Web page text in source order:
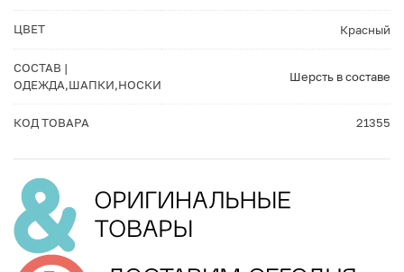
ЦВЕТ Красный
СОСТАВ |
ОДЕЖДА,ШАПКИ,НОСКИ
Шерсть в составе
КОД ТОВАРА 21355